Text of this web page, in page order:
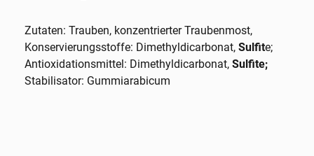
Zutaten: Trauben, konzentrierter Traubenmost,
Konservierungsstoffe: Dimethyldicarbonat, Sulfite;
Antioxidationsmittel: Dimethyldicarbonat, Sulfite;
Stabilisator: Gummiarabicum